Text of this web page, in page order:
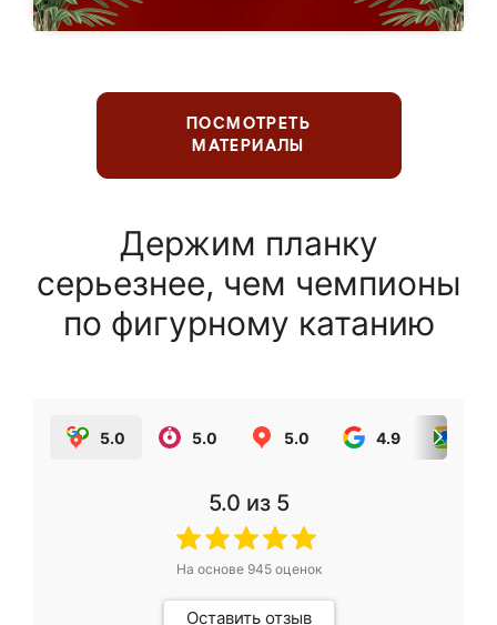
ПОСМОТРЕТЬ
МАТЕРИАЛЫ
Держим планку
серьезнее, чем чемпионы
по фигурному катанию
5.0 5.0 5.0 4.9
5.0 из 5
На основе 945оценок
Оставить отзыв